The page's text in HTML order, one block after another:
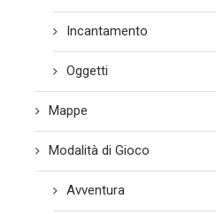
Incantamento
Oggetti
Mappe
Modalità di Gioco
Avventura